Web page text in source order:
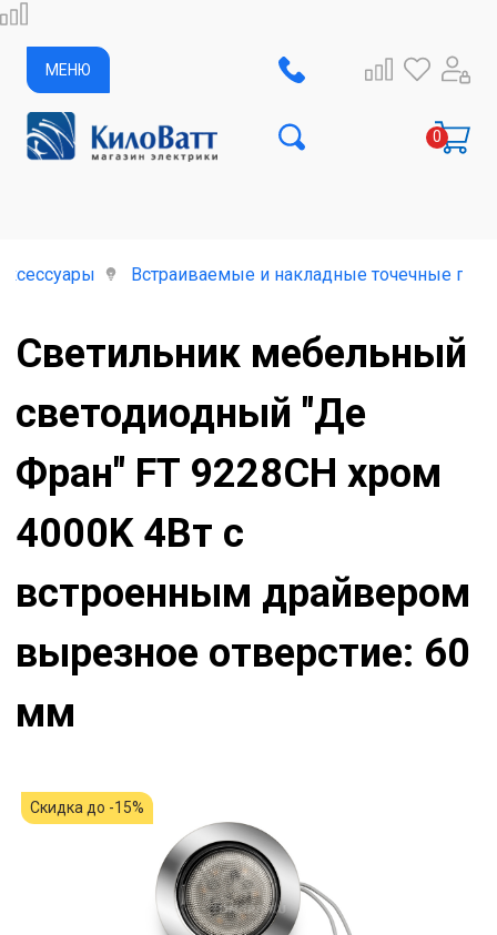
МЕНЮ
Встраиваемые и накладные точечные
Светильник мебельный
светодиодный "Де
Фран" FT 9228CH хром
4000K 4Вт с
встроенным драйвером
вырезное отверстие: 60
мм
Скидка до -15%